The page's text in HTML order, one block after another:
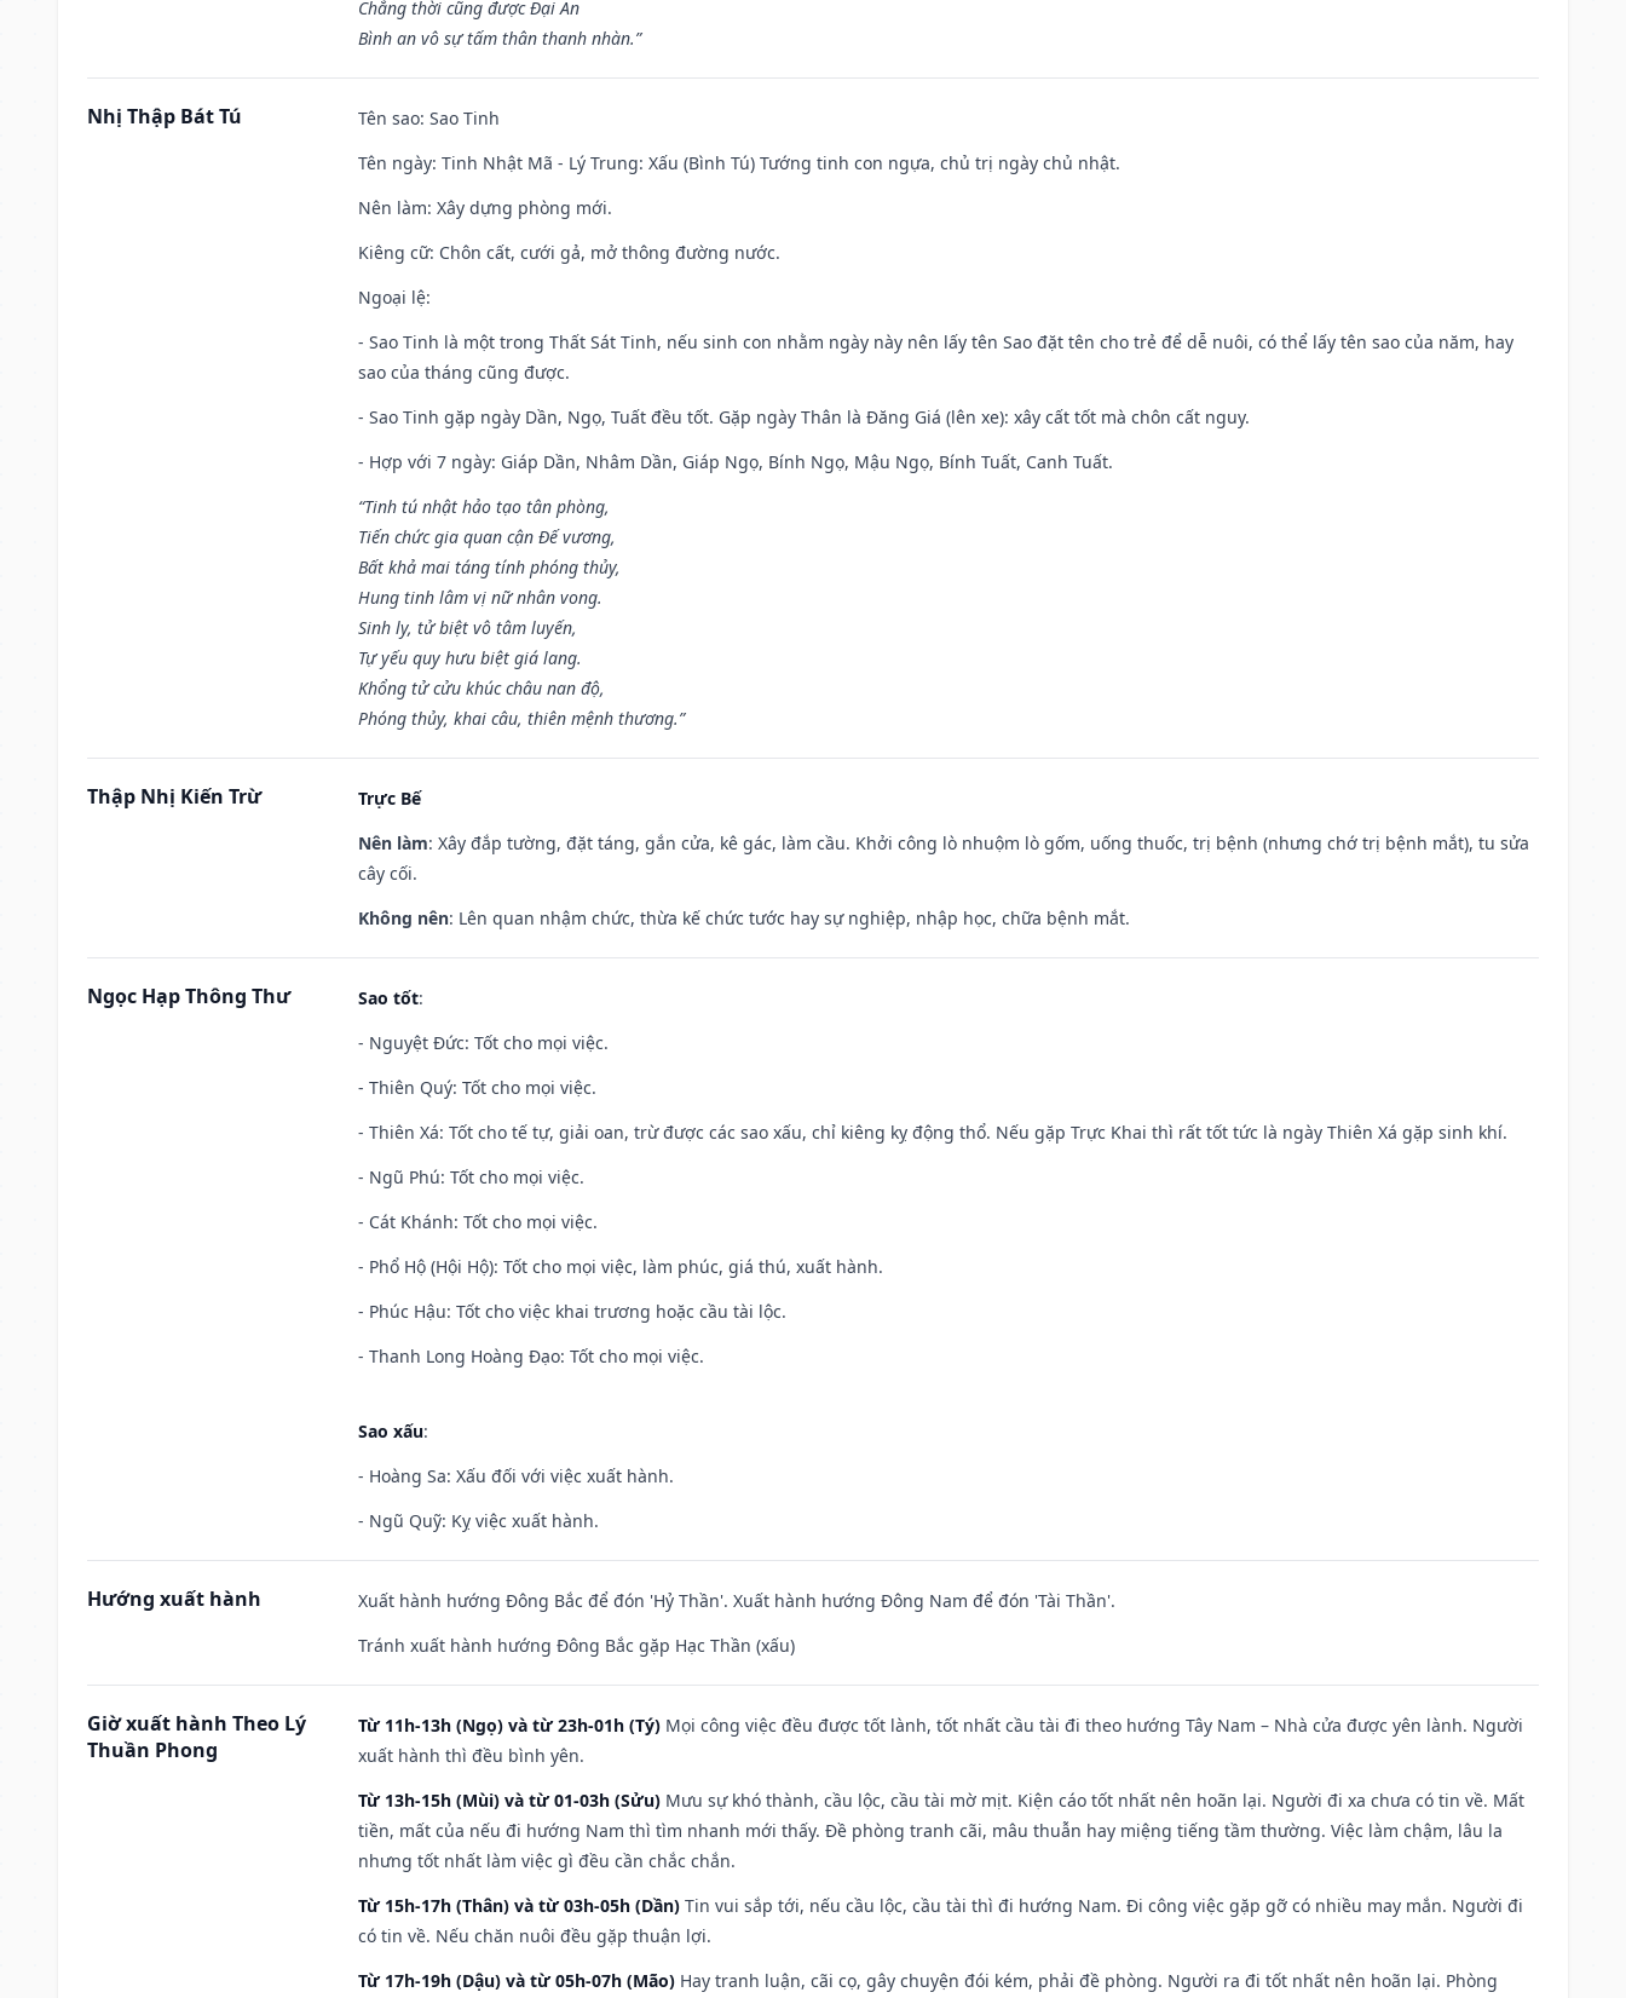
Chẳng thời cũng được Đại An
Bình an vô sự tấm thân thanh nhàn.”
Nhị Thập Bát Tú Tên sao: Sao Tinh
Tên ngày: Tinh Nhật Mã - Lý Trung: Xấu (Bình Tú) Tướng tinh con ngựa, chủ trị ngày chủ nhật.
Nên làm: Xây dựng phòng mới.
Kiêng cữ: Chôn cất, cưới gả, mở thông đường nước.
Ngoại lệ:
- Sao Tinh là một trong Thất Sát Tinh, nếu sinh con nhằm ngày này nên lấy tên Sao đặt tên cho trẻ để dễ nuôi, có thể lấy tên sao của năm, hay
sao của tháng cũng được.
- Sao Tinh gặp ngày Dần, Ngọ, Tuất đều tốt. Gặp ngày Thân là Đăng Giá (lên xe): xây cất tốt mà chôn cất nguy.
- Hợp với 7 ngày: Giáp Dần, Nhâm Dần, Giáp Ngọ, Bính Ngọ, Mậu Ngọ, Bính Tuất, Canh Tuất.
“Tinh tú nhật hảo tạo tân phòng,
Tiến chức gia quan cận Đế vương,
Bất khả mai táng tính phóng thủy,
Hung tinh lâm vị nữ nhân vong.
Sinh ly, tử biệt vô tâm luyến,
Tự yếu quy hưu biệt giá lang.
Khổng tử cửu khúc châu nan độ,
Phóng thủy, khai câu, thiên mệnh thương.”
Thập Nhị Kiến Trừ
Trực Bế
Nên làm: Xây đắp tường, đặt táng, gắn cửa, kê gác, làm cầu. Khởi công lò nhuộm lò gốm, uống thuốc, trị bệnh (nhưng chớ trị bệnh mắt), tu sửa
cây cối.
Không nên: Lên quan nhậm chức, thừa kế chức tước hay sự nghiệp, nhập học, chữa bệnh mắt.
Ngọc Hạp Thông Thư Sao tốt:
- Nguyệt Đức: Tốt cho mọi việc.
- Thiên Quý: Tốt cho mọi việc.
- Thiên Xá: Tốt cho tế tự, giải oan, trừ được các sao xấu, chỉ kiêng kỵ động thổ. Nếu gặp Trực Khai thì rất tốt tức là ngày Thiên Xá gặp sinh khí.
- Ngũ Phú: Tốt cho mọi việc.
- Cát Khánh: Tốt cho mọi việc.
- Phổ Hộ (Hội Hộ): Tốt cho mọi việc, làm phúc, giá thú, xuất hành.
- Phúc Hậu: Tốt cho việc khai trương hoặc cầu tài lộc.
- Thanh Long Hoàng Đạo: Tốt cho mọi việc.
Sao xấu:
- Hoàng Sa: Xấu đối với việc xuất hành.
- Ngũ Quỹ: Kỵ việc xuất hành.
Hướng xuất hành
Xuất hành hướng Đông Bắc để đón 'Hỷ Thần'. Xuất hành hướng Đông Nam để đón 'Tài Thần'.
Tránh xuất hành hướng Đông Bắc gặp Hạc Thần (xấu)
Giờ xuất hành Theo Lý
Thuần Phong
Từ 11h-13h (Ngọ) và từ 23h-01h (Tý) Mọi công việc đều được tốt lành, tốt nhất cầu tài đi theo hướng Tây Nam – Nhà cửa được yên lành. Người
xuất hành thì đều bình yên.
Từ 13h-15h (Mùi) và từ 01-03h (Sửu) Mưu sự khó thành, cầu lộc, cầu tài mờ mịt. Kiện cáo tốt nhất nên hoãn lại. Người đi xa chưa có tin về. Mất
tiền, mất của nếu đi hướng Nam thì tìm nhanh mới thấy. Đề phòng tranh cãi, mâu thuẫn hay miệng tiếng tầm thường. Việc làm chậm, lâu la
nhưng tốt nhất làm việc gì đều cần chắc chắn.
Từ 15h-17h (Thân) và từ 03h-05h (Dần) Tin vui sắp tới, nếu cầu lộc, cầu tài thì đi hướng Nam. Đi công việc gặp gỡ có nhiều may mắn. Người đi
có tin về. Nếu chăn nuôi đều gặp thuận lợi.
Từ 17h-19h (Dậu) và từ 05h-07h (Mão) Hay tranh luận, cãi cọ, gây chuyện đói kém, phải đề phòng. Người ra đi tốt nhất nên hoãn lại. Phòng